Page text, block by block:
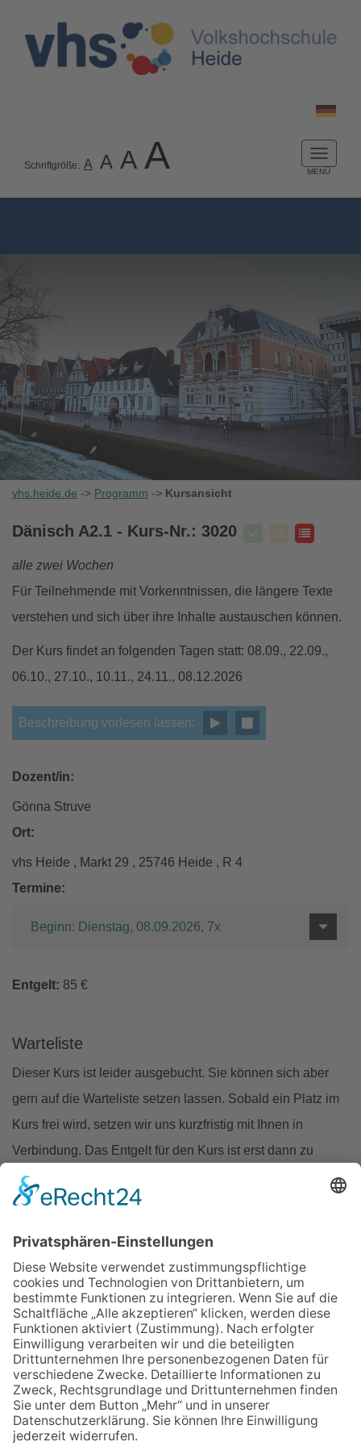
Schriftgröße: A A A A
vhs.heide.de -> Programm -> Kursansicht
Dänisch A2.1 - Kurs-Nr.: 3020
alle zwei Wochen
Für Teilnehmende mit Vorkenntnissen, die längere Texte
verstehen und sich über ihre Inhalte austauschen können.
Der Kurs findet an folgenden Tagen statt: 08.09., 22.09.,
06.10., 27.10., 10.11., 24.11., 08.12.2026
Beschreibung vorlesen lassen:
Dozent/in:
Gönna Struve
Ort:
vhs Heide , Markt 29 , 25746 Heide , R 4
Termine:
Beginn: Dienstag, 08.09.2026, 7x
Entgelt: 85 €
Warteliste
Dieser Kurs ist leider ausgebucht. Sie können sich aber
gern auf die Warteliste setzen lassen. Sobald ein Platz im
Kurs frei wird, setzen wir uns kurzfristig mit Ihnen in
Verbindung. Das Entgelt für den Kurs ist erst dann zu
entrichten, wenn für Sie ein Platz frei geworden ist.
Zurück